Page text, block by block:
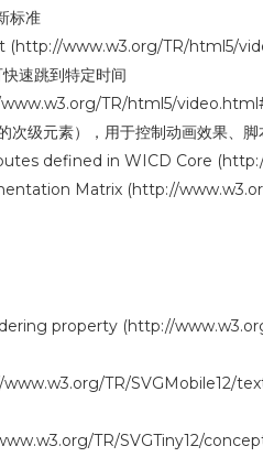
标准
www.w3.org/TR/html5/
速跳到特定时间
TR/html5/
级元素），用于控制动画效果、脚
defined in WICD Core
Matrix (http://
property (http://
TR/SVGMobile12/
TR/SVGTiny12/